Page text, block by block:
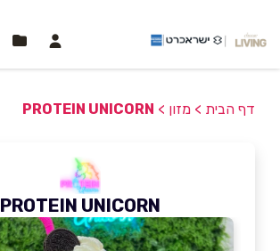
דף הבית > מזון >
PROTEIN UNICORN
PROTEIN UNICORN